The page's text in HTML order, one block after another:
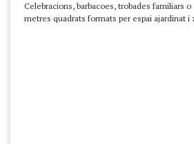
Celebracions, barbacoes, trobades familiars o
metres quadrats formats per espai ajardinat i